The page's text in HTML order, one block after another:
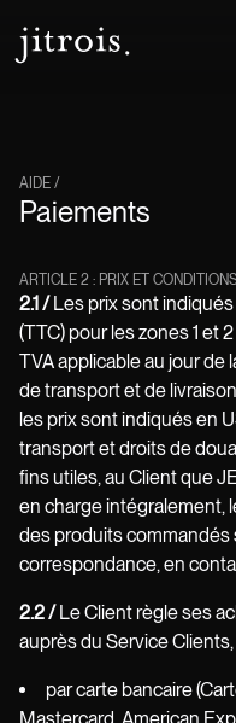
AIDE /
Paiements
ARTICLE 2 : PRIX ET CONDITIONS
2.1 / Les prix sont
(TTC) pour les zones 1 et
TVA applicable au jour de
de transport et de
les prix sont indiqués en
transport et droits de
fins utiles, au Client que
en charge intégralement,
des produits
correspondance, en
2.2 /Le Client règle ses
auprès du Service
par carte bancaire